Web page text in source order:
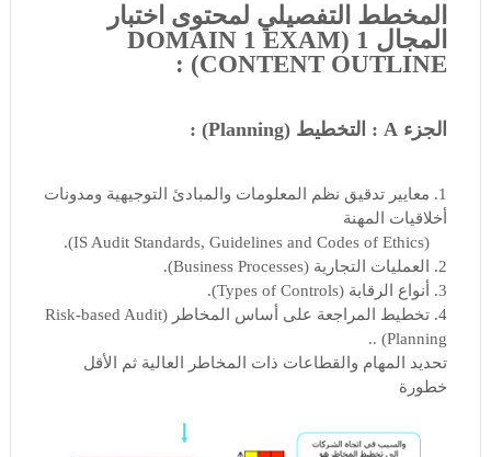
المخطط التفصيلي لمحتوى اختبار
المجال 1 (DOMAIN 1 EXAM
CONTENT OUTLINE) :
الجزء A : التخطيط (Planning) :
1. معايير تدقيق نظم المعلومات والمبادئ التوجيهية ومدونات
أخلاقيات المهنة
(IS Audit Standards, Guidelines and Codes of Ethics).
2. العمليات التجارية (Business Processes).
3. أنواع الرقابة (Types of Controls).
4. تخطيط المراجعة على أساس المخاطر (Risk-based Audit
Planning) ..
تحديد المهام والقطاعات ذات المخاطر العالية ثم الأقل
خطورة